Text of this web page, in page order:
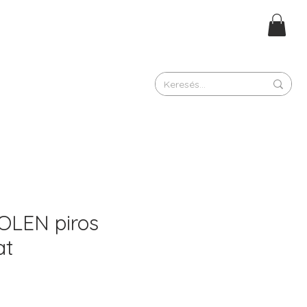
piros